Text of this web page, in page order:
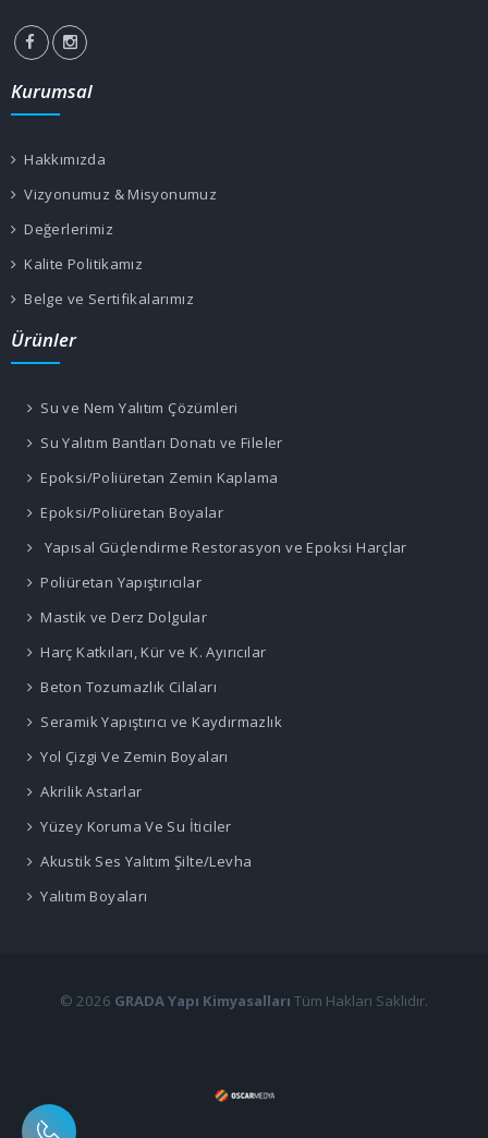
Kurumsal
Hakkımızda
Vizyonumuz & Misyonumuz
Değerlerimiz
Kalite Politikamız
Belge ve Sertifikalarımız
Ürünler
Su ve Nem Yalıtım Çözümleri
Su Yalıtım Bantları Donatı ve Fileler
Epoksi/Poliüretan Zemin Kaplama
Epoksi/Poliüretan Boyalar
Yapısal Güçlendirme Restorasyon ve Epoksi Harçlar
Poliüretan Yapıştırıcılar
Mastik ve Derz Dolgular
Harç Katkıları, Kür ve K. Ayırıcılar
Beton Tozumazlık Cilaları
Seramik Yapıştırıcı ve Kaydırmazlık
Yol Çizgi Ve Zemin Boyaları
Akrilik Astarlar
Yüzey Koruma Ve Su İticiler
Akustik Ses Yalıtım Şilte/Levha
Yalıtım Boyaları
© 2026 GRADA Yapı Kimyasalları Tüm Hakları Saklıdır.